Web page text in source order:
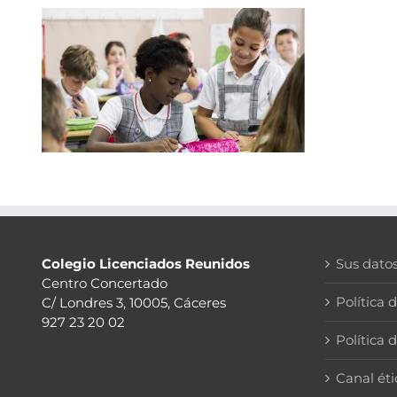
Colegio Licenciados Reunidos
Centro Concertado
C/ Londres 3, 10005, Cáceres
927 23 20 02
Sus
Política
Política
Canal